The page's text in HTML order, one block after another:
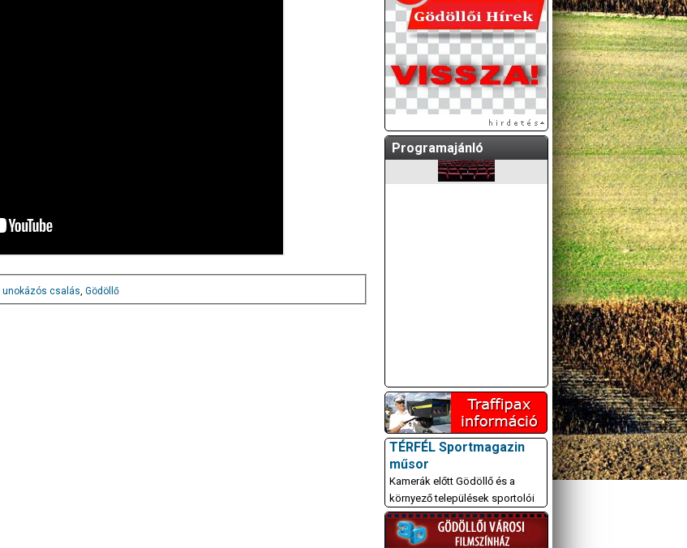
unokázós csalás, Gödöllő
Programajánló
A GÖDÖLLŐI ÉS
KÖRNYÉKBELI
KULTURÁLIS- ÉS
SPORTPROGRAMOKAT
KÖZÖSSÉGI
OLDALUNKON TESSZÜK
KÖZZÉ!
TÉRFÉL Sportmagazin
műsor
Kamerák előtt Gödöllő és a
környező települések sportolói